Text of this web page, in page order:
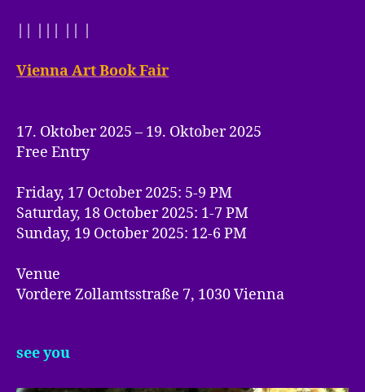
Vienna Art Book Fair
17. Oktober 2025 – 19. Oktober 2025
Free Entry
Friday, 17 October 2025: 5-9 PM
Saturday, 18 October 2025: 1-7 PM
Sunday, 19 October 2025: 12-6 PM
Venue
Vordere Zollamtsstraße 7, 1030 Vienna
see you